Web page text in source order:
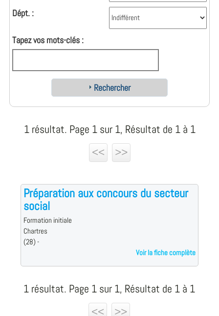
Dépt. :
Tapez vos mots-clés :
Rechercher
1 résultat. Page 1 sur 1, Résultat de 1 à 1
<<
>>
Préparation aux concours du secteur
social
Formation initiale
Chartres
(28) -
Voir la fiche complète
1 résultat. Page 1 sur 1, Résultat de 1 à 1
<<
>>